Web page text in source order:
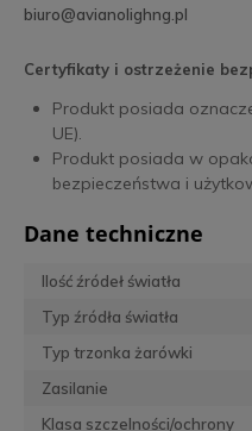
biuro@avianolighng.pl
Certyfikaty i ostrzeżenie
Produkt posiada
UE).
Produkt posiada w
bezpieczeństwa i
Dane techniczne
Ilość źródeł światła
Typ źródła światła
Typ trzonka żarówki
Zasilanie
Klasa szczelności/ochrony